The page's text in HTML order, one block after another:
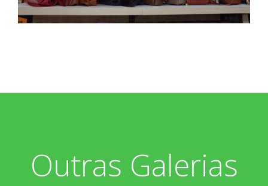
Outras Galerias